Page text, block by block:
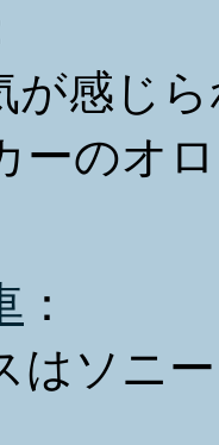
感じ
のオ
：
ソニ